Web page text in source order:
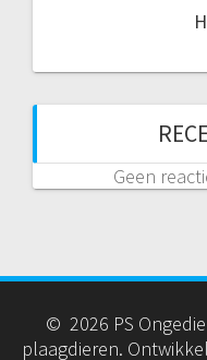
Geen
© 2026 PS
plaagdieren.